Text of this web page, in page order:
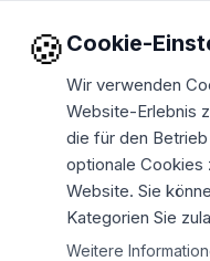
🍪 Cookie-
Wir verwenden
Website-Erlebnis
die für den
optionale Cookies
Website. Sie
Kategorien Sie
Weitere